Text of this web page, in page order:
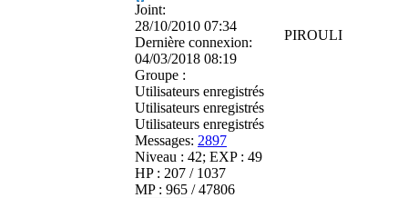
Joint:
28/10/2010 07:34
Dernière connexion:
04/03/2018 08:19
Groupe :
Utilisateurs enregistrés
Utilisateurs enregistrés
Utilisateurs enregistrés
Messages: 2897
Niveau : 42; EXP : 49
HP : 207 / 1037
MP : 965 / 47806
PIROULI